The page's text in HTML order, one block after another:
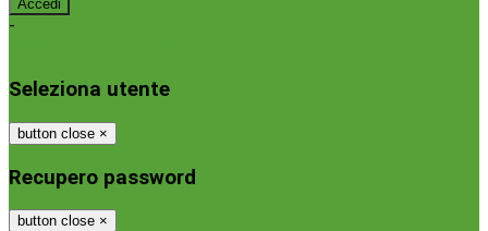
-
Seleziona utente
button close ×
Recupero password
button close ×